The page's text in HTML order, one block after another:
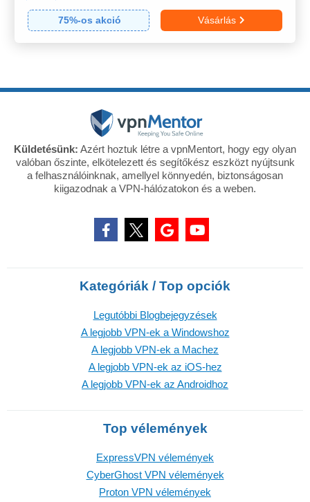
75%-os akció Vásárlás
Küldetésünk: Azért hoztuk létre a vpnMentort, hogy egy olyan
valóban őszinte, elkötelezett és segítőkész eszközt nyújtsunk
a felhasználóinknak, amellyel könnyedén, biztonságosan
kiigazodnak a VPN-hálózatokon és a weben.
Kategóriák / Top opciók
Legutóbbi Blogbejegyzések
A legjobb VPN-ek a Windowshoz
A legjobb VPN-ek a Machez
A legjobb VPN-ek az iOS-hez
A legjobb VPN-ek az Androidhoz
Top vélemények
ExpressVPN vélemények
CyberGhost VPN vélemények
Proton VPN vélemények